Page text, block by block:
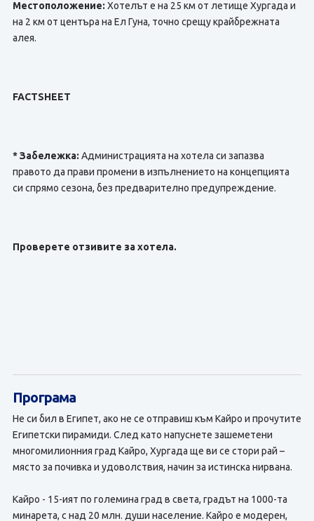
Местоположение: Хотелът е на 25 км от летище Хургада и
на 2 км от центъра на Ел Гуна, точно срещу крайбрежната
алея.
FACTSHEET
* Забележка: Администрацията на хотела си запазва
правото да прави промени в изпълнението на концепцията
си спрямо сезона, без предварително предупреждение.
Проверете отзивите за хотела.
Програма
Не си бил в Египет, ако не се отправиш към Кайро и прочутите
Египетски пирамиди. След като напуснете зашеметени
многомилионния град Кайро, Хургада ще ви се стори рай –
място за почивка и удоволствия, начин за истинска нирвана.
Кайро - 15-ият по големина град в света, градът на 1000-та
минарета, с над 20 млн. души население. Кайро е модерен,